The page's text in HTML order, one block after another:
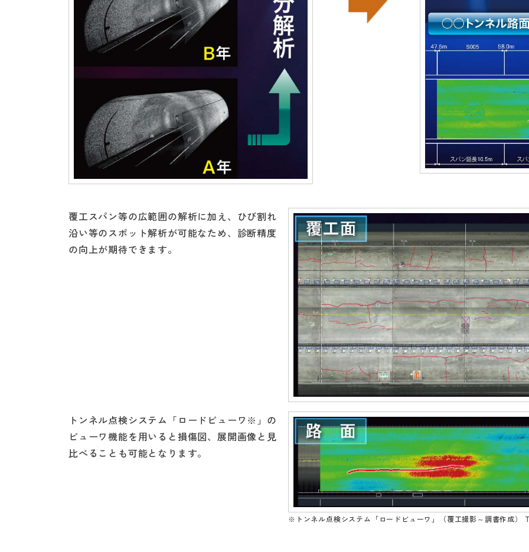
覆工スパン等の広範囲の解析に加え、ひび割れ
沿い等のスポット解析が可能なため、診断精度
の向上が期待できます。
トンネル点検システム「ロードビューワ※」の
ビューワ機能を用いると損傷図、展開画像と見
比べることも可能となります。
※トンネル点検システム「ロードビューワ」（覆工撮影～調書作成）